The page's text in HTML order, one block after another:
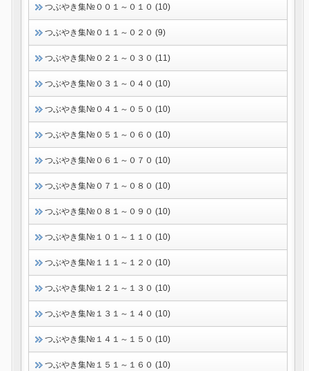
つぶやき集№００１～０１０ (10)
つぶやき集№０１１～０２０ (9)
つぶやき集№０２１～０３０ (11)
つぶやき集№０３１～０４０ (10)
つぶやき集№０４１～０５０ (10)
つぶやき集№０５１～０６０ (10)
つぶやき集№０６１～０７０ (10)
つぶやき集№０７１～０８０ (10)
つぶやき集№０８１～０９０ (10)
つぶやき集№１０１～１１０ (10)
つぶやき集№１１１～１２０ (10)
つぶやき集№１２１～１３０ (10)
つぶやき集№１３１～１４０ (10)
つぶやき集№１４１～１５０ (10)
つぶやき集№１５１～１６０ (10)